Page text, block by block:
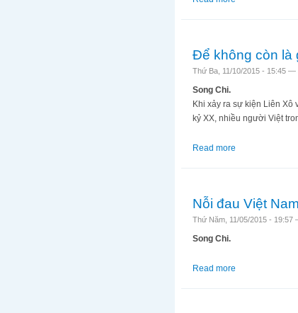
Để không còn là
Thứ Ba, 11/10/2015 - 15:45 —
Song Chi.
Khi xảy ra sự kiện Liên
kỷ XX, nhiều người Việt
Read more
Nỗi đau Việt Nam
Thứ Năm, 11/05/2015 - 19:57
Song Chi.
Read more